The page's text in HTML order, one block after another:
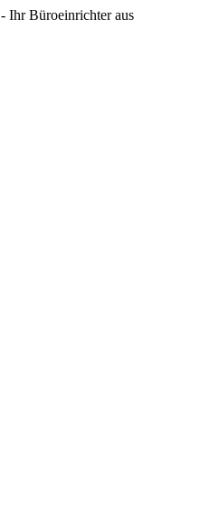
- Ihr Büroeinrichter aus